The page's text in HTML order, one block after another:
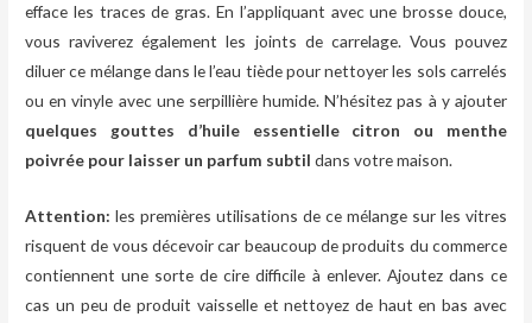
efface les traces de gras. En l’appliquant avec une brosse douce,
vous raviverez également les joints de carrelage. Vous pouvez
diluer ce mélange dans le l’eau tiède pour nettoyer les sols carrelés
ou en vinyle avec une serpillière humide. N’hésitez pas à y ajouter
quelques gouttes d’huile essentielle citron ou menthe
poivrée pour laisser un parfum subtil dans votre maison.
Attention: les premières utilisations de ce mélange sur les vitres
risquent de vous décevoir car beaucoup de produits du commerce
contiennent une sorte de cire difficile à enlever. Ajoutez dans ce
cas un peu de produit vaisselle et nettoyez de haut en bas avec